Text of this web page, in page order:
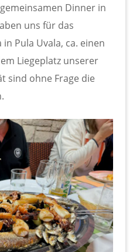
Dinner in
uns für das
Pula Uvala, ca. einen
Liegeplatz unserer
sind ohne Frage die